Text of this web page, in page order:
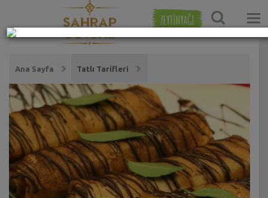
ZEYTİNYAĞI
Ana Sayfa Tatlı Tarifleri